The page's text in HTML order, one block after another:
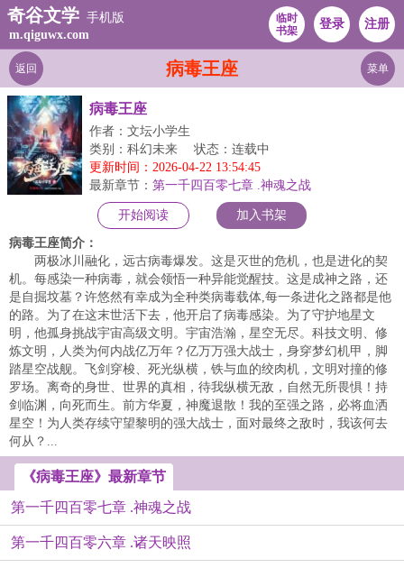
奇谷文学 手机版
m.qiguwx.com
临时
书架
登录 注册
病毒王座
返回 菜单
病毒王座
作者：文坛小学生
类别：科幻未来
状态：连载中
更新时间：2026-04-22 13:54:45
最新章节： 第一千四百零七章 .神魂之战
开始阅读 加入书架
病毒王座简介：
两极冰川融化，远古病毒爆发。这是灭世的危机，也是进化的契
机。每感染一种病毒，就会领悟一种异能觉醒技。这是成神之路，还
是自掘坟墓？许悠然有幸成为全种类病毒载体,每一条进化之路都是他
的路。为了在这末世活下去，他开启了病毒感染。为了守护地星文
明，他孤身挑战宇宙高级文明。宇宙浩瀚，星空无尽。科技文明、修
炼文明，人类为何内战亿万年？亿万万强大战士，身穿梦幻机甲，脚
踏星空战舰。飞剑穿梭、死光纵横，铁与血的绞肉机，文明对撞的修
罗场。离奇的身世、世界的真相，待我纵横无敌，自然无所畏惧！持
剑临渊，向死而生。前方华夏，神魔退散！我的至强之路，必将血洒
星空！为人类存续守望黎明的强大战士，面对最终之敌时，我该何去
何从？...
《病毒王座》最新章节
第一千四百零七章 .神魂之战
第一千四百零六章 .诸天映照